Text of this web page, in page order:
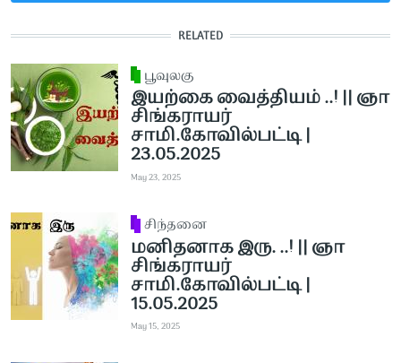
RELATED
பூவுலகு
இயற்கை வைத்தியம் ..! || ஞா
சிங்கராயர்
சாமி.கோவில்பட்டி |
23.05.2025
May 23, 2025
சிந்தனை
மனிதனாக இரு. ..! || ஞா
சிங்கராயர்
சாமி.கோவில்பட்டி |
15.05.2025
May 15, 2025